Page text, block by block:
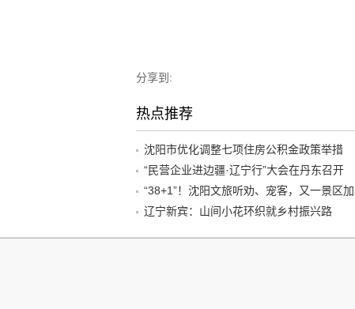
分享到:
热点推荐
沈阳市优化调整七项住房公积金政策举措
“民营企业进边疆·辽宁行”大会在丹东召开
辽宁新宾：山间小花环织就乡村振兴路